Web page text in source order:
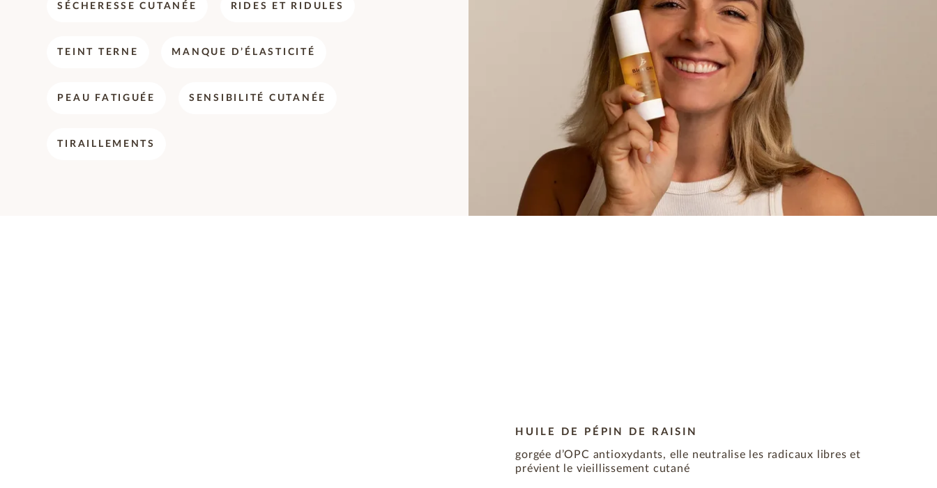
SÉCHERESSE CUTANÉE RIDES ET RIDULES
TEINT TERNE MANQUE D’ÉLASTICITÉ
PEAU FATIGUÉE SENSIBILITÉ CUTANÉE
TIRAILLEMENTS
HUILE DE PÉPIN DE RAISIN
gorgée d’OPC antioxydants, elle neutralise les radicaux libres et
prévient le vieillissement cutané